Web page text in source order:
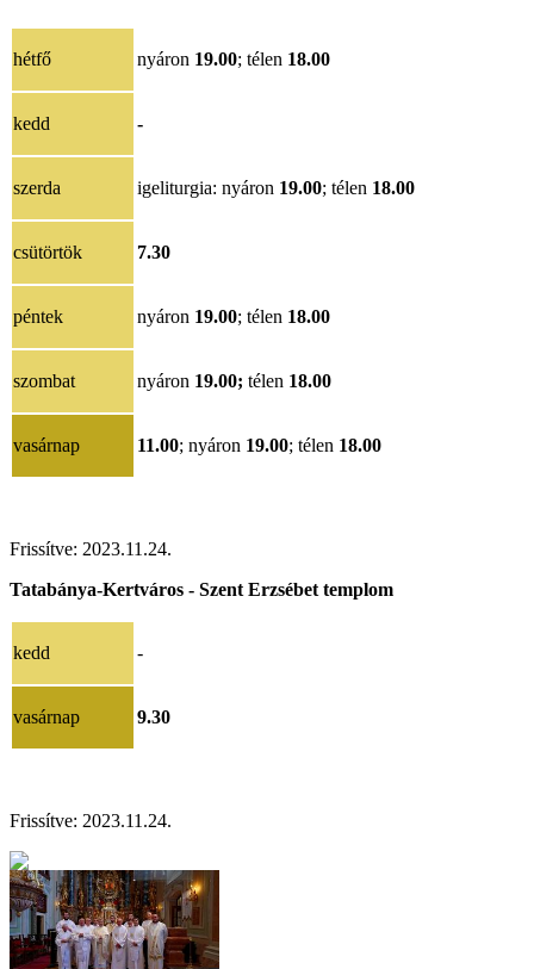
hétfő nyáron 19.00; télen 18.00
kedd -
szerda igeliturgia: nyáron 19.00; télen 18.00
csütörtök 7.30
péntek nyáron 19.00; télen 18.00
szombat nyáron 19.00; télen 18.00
vasárnap 11.00; nyáron 19.00; télen 18.00
Frissítve: 2023.11.24.
Tatabánya-Kertváros - Szent Erzsébet templom
kedd -
vasárnap 9.30
Frissítve: 2023.11.24.